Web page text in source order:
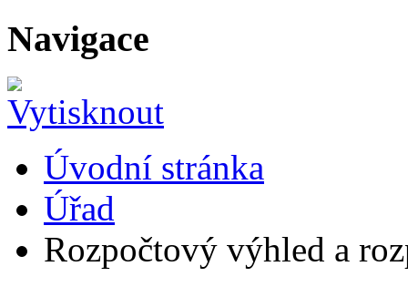
Navigace
Úvodní stránka
Úřad
Rozpočtový výhled a